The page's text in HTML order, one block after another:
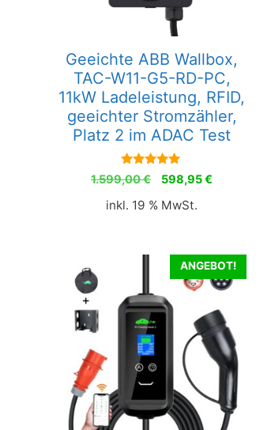
Geeichte ABB Wallbox,
TAC-W11-G5-RD-PC,
11kW Ladeleistung, RFID,
geeichter Stromzähler,
Platz 2 im ADAC Test
5.00
von 5
1.599,00€
Ursprünglicher
war:
598,95€
inkl. 19 % MwSt.
ANGEBOT!